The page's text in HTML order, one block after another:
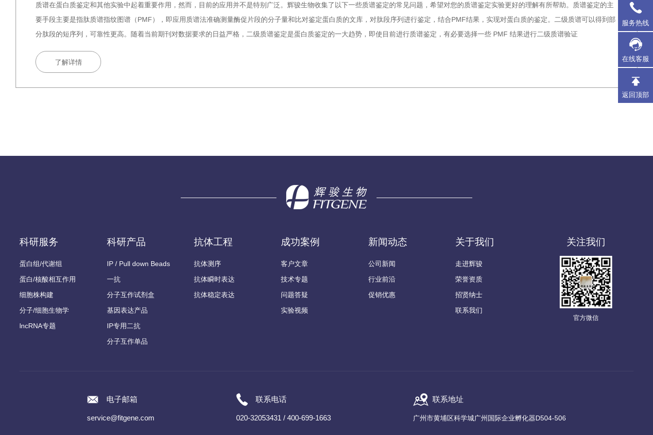
质谱在蛋白质鉴定和其他实验中起着重要作用，然而，目前的应用并不是特别广泛。辉骏生物收集了以下一些质谱鉴定的常见问题，希望对您的质谱鉴定实验更好的理解有所帮助。质谱鉴定的主
要手段主要是指肽质谱指纹图谱（PMF），即应用质谱法准确测量酶促片段的分子量和比对鉴定蛋白质的文库，对肽段序列进行鉴定，结合PMF结果，实现对蛋白质的鉴定。二级质谱可以得到部
分肽段的短序列，可靠性更高。随着当前期刊对数据要求的日益严格，二级质谱鉴定是蛋白质鉴定的一大趋势，即使目前进行质谱鉴定，有必要选择一些 PMF 结果进行二级质谱验证
了解详情
科研服务
蛋白组/代谢组
蛋白/核酸相互作用
细胞株构建
分子/细胞生物学
lncRNA专题
科研产品
IP / Pull down Beads
一抗
分子互作试剂盒
基因表达产品
IP专用二抗
分子互作单品
抗体工程
抗体测序
抗体瞬时表达
抗体稳定表达
成功案例
客户文章
技术专题
问题答疑
实验视频
新闻动态
公司新闻
行业前沿
促销优惠
关于我们
走进辉骏
荣誉资质
招贤纳士
联系我们
关注我们
官方微信
电子邮箱
service@fitgene.com
联系电话
020-32053431 / 400-699-1663
联系地址
广州市黄埔区科学城广州国际企业孵化器D504-506
服务热线
在线客服
返回顶部